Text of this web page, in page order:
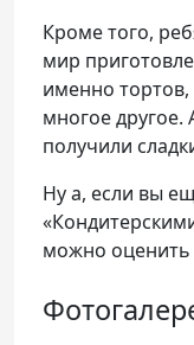
Кроме того,
мир
именно
многое другое.
получили
Ну а, если вы
можно оценить